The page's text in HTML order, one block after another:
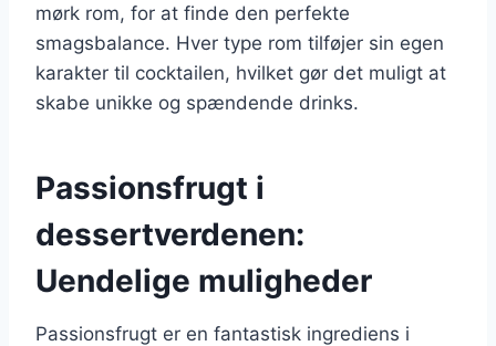
mørk rom, for at finde den perfekte
smagsbalance. Hver type rom tilføjer sin egen
karakter til cocktailen, hvilket gør det muligt at
skabe unikke og spændende drinks.
Passionsfrugt i
dessertverdenen:
Uendelige muligheder
Passionsfrugt er en fantastisk ingrediens i